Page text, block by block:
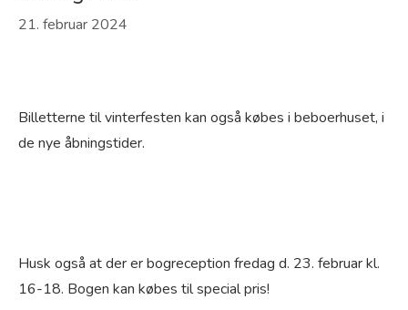
21. februar 2024
Billetterne til vinterfesten kan også købes i beboerhuset, i
de nye åbningstider.
Husk også at der er bogreception fredag d. 23. februar kl.
16-18. Bogen kan købes til special pris!